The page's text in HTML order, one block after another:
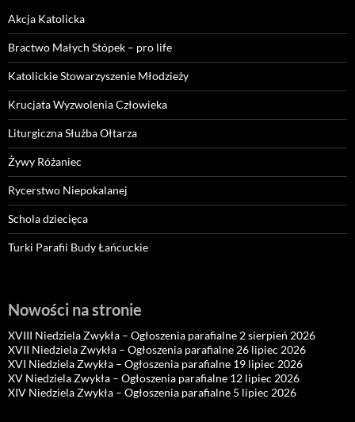
Akcja Katolicka
Bractwo Małych Stópek – pro life
Katolickie Stowarzyszenie Młodzieży
Krucjata Wyzwolenia Człowieka
Liturgiczna Służba Ołtarza
Żywy Różaniec
Rycerstwo Niepokalanej
Schola dziecięca
Turki Parafii Budy Łańcuckie
Nowości na stronie
XVIII Niedziela Zwykła – Ogłoszenia parafialne 2 sierpień 2026
XVII Niedziela Zwykła – Ogłoszenia parafialne 26 lipiec 2026
XVI Niedziela Zwykła – Ogłoszenia parafialne 19 lipiec 2026
XV Niedziela Zwykła – Ogłoszenia parafialne 12 lipiec 2026
XIV Niedziela Zwykła – Ogłoszenia parafialne 5 lipiec 2026